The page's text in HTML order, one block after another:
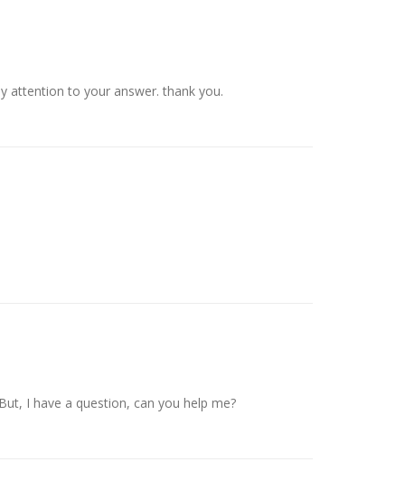
attention to your answer. thank you.
I have a question, can you help me?